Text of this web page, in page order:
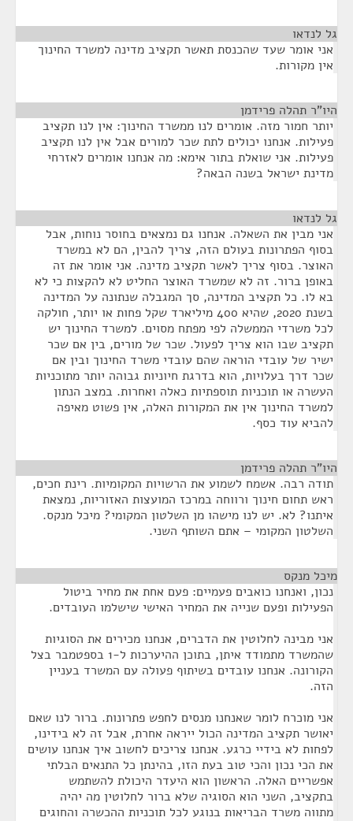
גל לנדאו
אני אומר שעד שהכנסת תאשר תקציב מדינה למשרד החינוך
אין מקורות.
היו"ר תהלה פרידמן
יותר חמור מזה. אומרים לנו ממשרד החינוך: אין לנו תקציב
פעילות. אנחנו יכולים לתת שכר למורים אבל אין לנו תקציב
פעילות. אני שואלת בתור אימא: מה אנחנו אומרים לאזרחי
מדינת ישראל בשנה הבאה?
גל לנדאו
אני מבין את השאלה. אנחנו גם נמצאים בחוסר נוחות, אבל
בסוף הפתרונות בעולם הזה, צריך להבין, הם לא במשרד
האוצר. בסוף צריך לאשר תקציב מדינה. אני אומר את זה
באופן ברור. זה לא שמשרד האוצר החליט לא להקצות כי לא
בא לו. כל תקציב המדינה, סך המגבלה שנתונה על המדינה
בשנת 2020, שהיא 400 מיליארד שקל פחות או יותר, חולקה
לכל משרדי הממשלה לפי מפתח מסוים. למשרד החינוך יש
תקציב שבו הוא צריך לפעול. שכר של מורים, בין אם שכר
ישיר של עובדי הוראה שהם עובדי משרד החינוך ובין אם
שכר דרך בעלויות, הוא בדרגת חיוניות גבוהה יותר מתוכניות
העשרה או תוכניות תוספתיות כאלה ואחרות. במצב הנתון
למשרד החינוך אין את המקורות האלה, אין פשוט מאיפה
להביא עוד כסף.
היו"ר תהלה פרידמן
תודה רבה. אשמח לשמוע את הרשויות המקומיות. רינת חכים,
ראש תחום חינוך ורווחה במרכז המועצות האזוריות, נמצאת
איתנו? לא. יש לנו מישהו מן השלטון המקומי? מיכל מנקס.
השלטון המקומי – אתם השותף השני.
מיכל מנקס
נכון, ואנחנו כואבים פעמיים: פעם אחת את מחיר ביטול
הפעילות ופעם שנייה את המחיר האישי שישלמו העובדים.
אני מבינה לחלוטין את הדברים, אנחנו מכירים את הסוגיות
שהמשרד מתמודד איתן, בתוכן ההיערכות ל-1 בספטמבר בצל
הקורונה. אנחנו עובדים בשיתוף פעולה עם המשרד בעניין
הזה.
אני מוכרח לומר שאנחנו מנסים לחפש פתרונות. ברור לנו שאם
יאושר תקציב המדינה הכול ייראה אחרת, אבל זה לא בידינו,
לפחות לא בידיי כרגע. אנחנו צריכים לחשוב איך אנחנו עושים
את הכי נכון והכי טוב בעת הזו, בהינתן כל התנאים הבלתי
אפשריים האלה. הראשון הוא היעדר היכולת להשתמש
בתקציב, השני הוא הסוגיה שלא ברור לחלוטין מה יהיה
מתווה משרד הבריאות בנוגע לכל תוכניות ההכשרה והחוגים